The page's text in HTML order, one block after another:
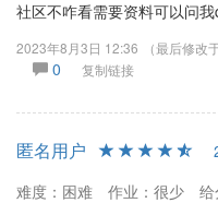
社区不咋看需要资料可以问
2023年8月3日 12:36 （最后修改
0
复制链接
匿名用户
难度：困难
作业：很少